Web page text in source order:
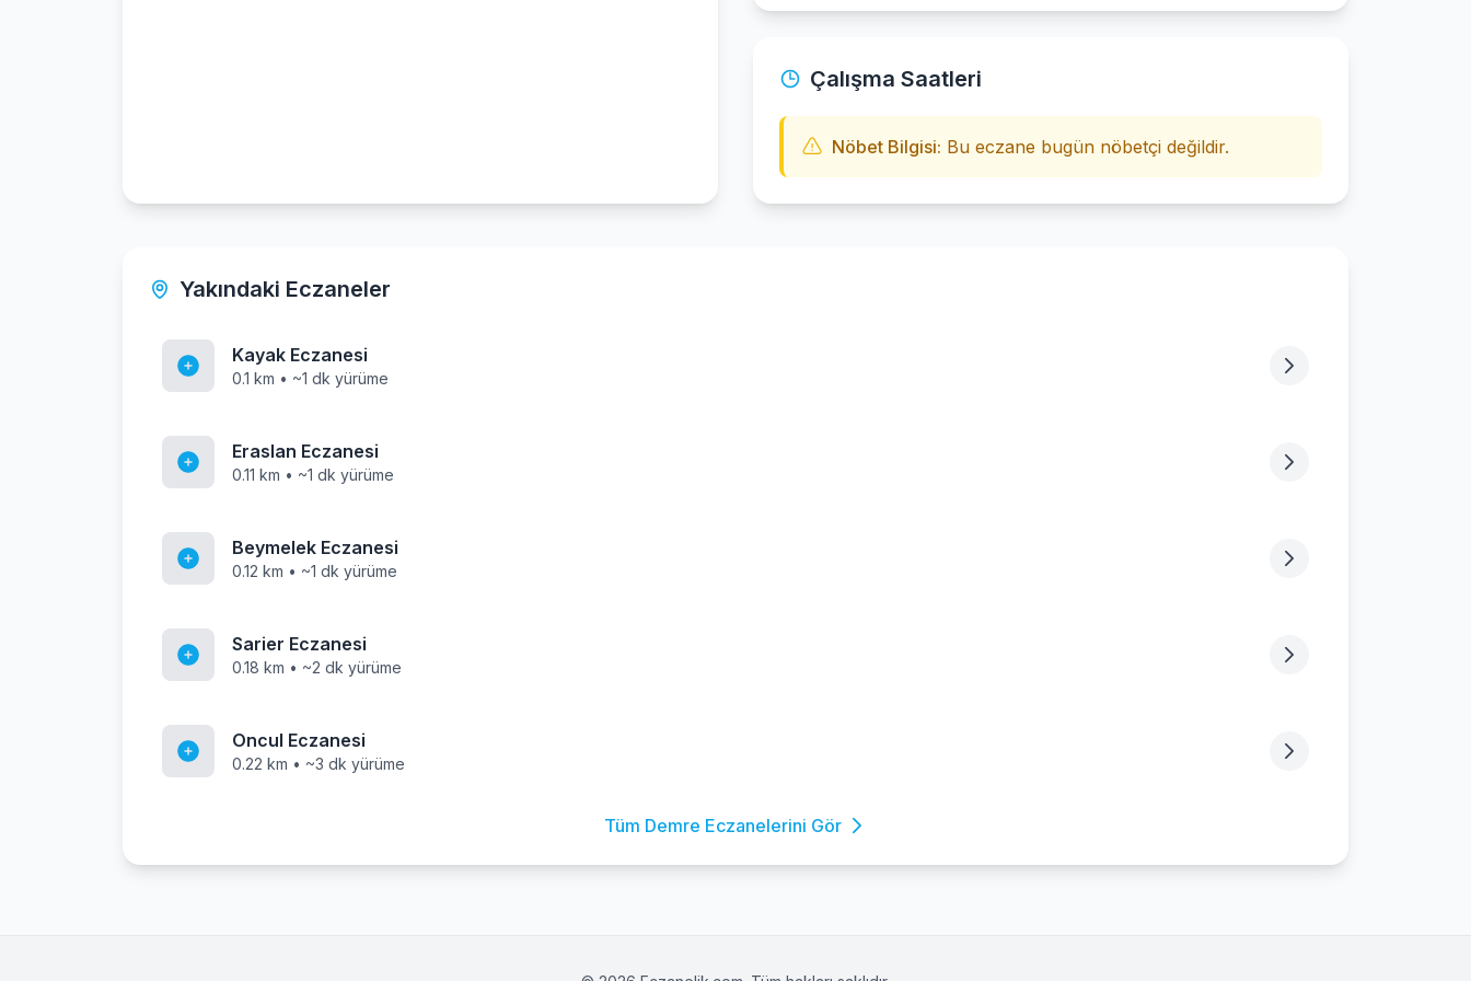
Çalışma Saatleri
Nöbet Bilgisi: Bu eczane bugün nöbetçi değildir.
Yakındaki Eczaneler
Kayak Eczanesi
0.1 km • ~1 dk yürüme
Eraslan Eczanesi
0.11 km • ~1 dk yürüme
Beymelek Eczanesi
0.12 km • ~1 dk yürüme
Sarier Eczanesi
0.18 km • ~2 dk yürüme
Oncul Eczanesi
0.22 km • ~3 dk yürüme
Tüm Demre Eczanelerini Gör